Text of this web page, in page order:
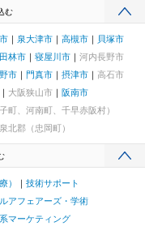
む
泉大津市 高槻市
貝塚市
林市 寝屋川市
河内長野市
市 門真市 摂津市
高石市
大阪狭山市
阪南市
町、河南町、千早赤阪村）
泉北郡（忠岡町）
）
技術サポート
アフェアーズ・学術
マーケティング